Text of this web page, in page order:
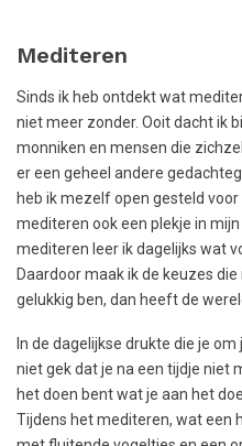
Mediteren
Sinds ik heb ontdekt wat
niet meer zonder. Ooit dacht ik
monniken en mensen die
er een geheel andere
heb ik mezelf open gesteld
mediteren ook een plekje in
mediteren leer ik dagelijks wat
Daardoor maak ik de keuzes
gelukkig ben, dan heeft de
In de dagelijkse drukte die je om
niet gek dat je na een tijdje niet
het doen bent wat je aan het
Tijdens het mediteren, wat een